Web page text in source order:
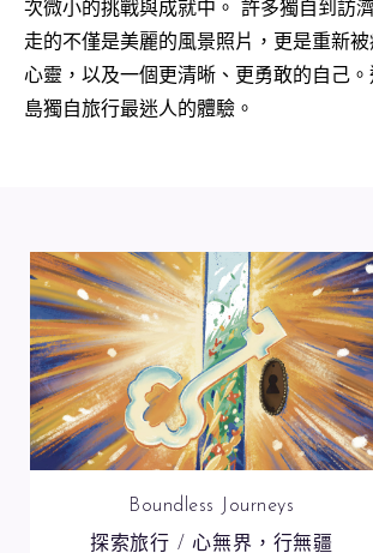
次微小的挑戰與成就中。 許多獨自到訪
走的不僅是美麗的風景照片，更是重新
心靈，以及一個更清晰、更勇敢的自己。
島獨自旅行最迷人的體驗。
Boundless Journeys
探索旅行 / 心無界，行無疆